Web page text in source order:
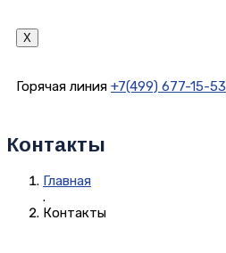
X
Горячая линия +7(499) 677-15-53
Контакты
Главная
.
Контакты